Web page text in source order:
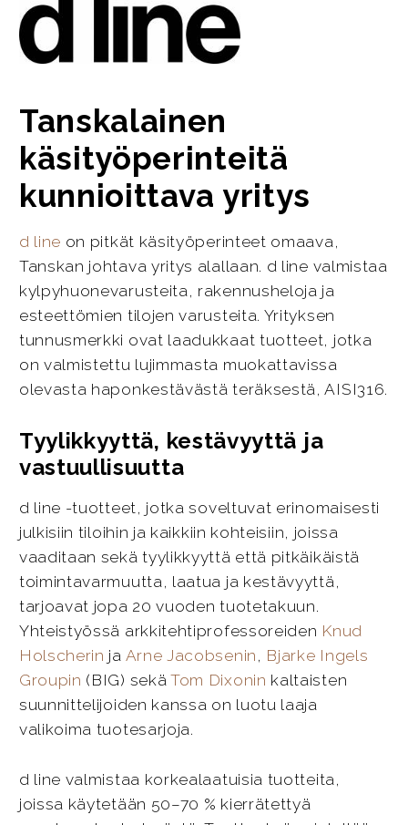
Tanskalainen
käsityöperinteitä
kunnioittava yritys
d line on pitkät käsityöperinteet omaava,
Tanskan johtava yritys alallaan. d line valmistaa
kylpyhuonevarusteita, rakennusheloja ja
esteettömien tilojen varusteita. Yrityksen
tunnusmerkki ovat laadukkaat tuotteet, jotka
on valmistettu lujimmasta muokattavissa
olevasta haponkestävästä teräksestä, AISI316.
Tyylikkyyttä, kestävyyttä ja
vastuullisuutta
d line -tuotteet, jotka soveltuvat erinomaisesti
julkisiin tiloihin ja kaikkiin kohteisiin, joissa
vaaditaan sekä tyylikkyyttä että pitkäikäistä
toimintavarmuutta, laatua ja kestävyyttä,
tarjoavat jopa 20 vuoden tuotetakuun.
Yhteistyössä arkkitehtiprofessoreiden Knud
Holscherin ja Arne Jacobsenin , Bjarke Ingels
Groupin (BIG) sekä Tom Dixonin kaltaisten
suunnittelijoiden kanssa on luotu laaja
valikoima tuotesarjoja.
d line valmistaa korkealaatuisia tuotteita,
joissa käytetään 50–70 % kierrätettyä